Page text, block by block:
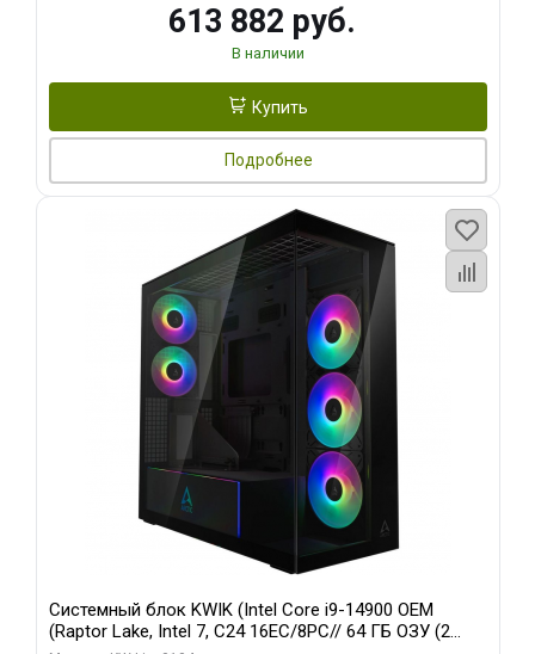
613 882 руб.
В наличии
Купить
Подробнее
Системный блок KWIK (Intel Core i9-14900 OEM
(Raptor Lake, Intel 7, C24 16EC/8PC// 64 ГБ ОЗУ (2